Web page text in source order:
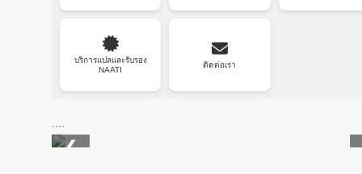
บริการแปลและรับรอง
NAATI
ติดต่อเรา
....
❮
.